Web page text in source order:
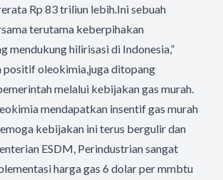
Rp 83 triliun lebih.Ini sebuah
terutama keberpihakan
mendukung hilirisasi di Indonesia,”
positif oleokimia,juga ditopang
melalui kebijakan gas murah.
mendapatkan insentif gas murah
kebijakan ini terus bergulir dan
ESDM, Perindustrian sangat
harga gas 6 dolar per mmbtu